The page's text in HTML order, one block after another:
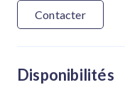
Contacter
Disponibilités